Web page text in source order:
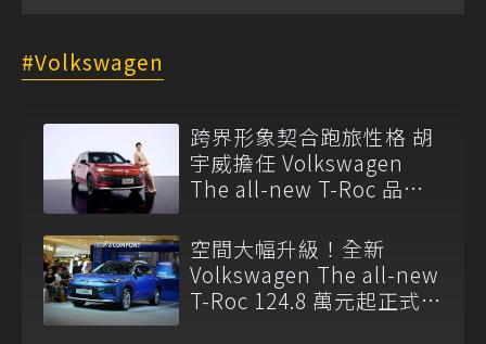
Volkswagen
跨界形象契合跑旅性格 胡
宇威擔任 Volkswagen
The all-new T-Roc 品牌
空間大幅升級！全新
Volkswagen The all-new
T-Roc 124.8 萬元起正式上